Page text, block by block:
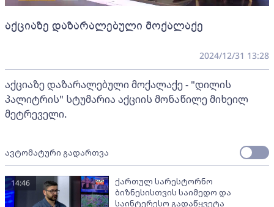
აქციაზე დაზარალებული მოქალაქე
2024/12/31 13:28
აქციაზე დაზარალებული მოქალაქე - "დილის
პალიტრის" სტუმარია აქციის მონაწილე მიხეილ
მეტრეველი.
ავტომატური გადართვა
ქართულ სარესტორნო
ბიზნესისთვის საიმედო და
საინტერესო გადაწყვეტა
14:46